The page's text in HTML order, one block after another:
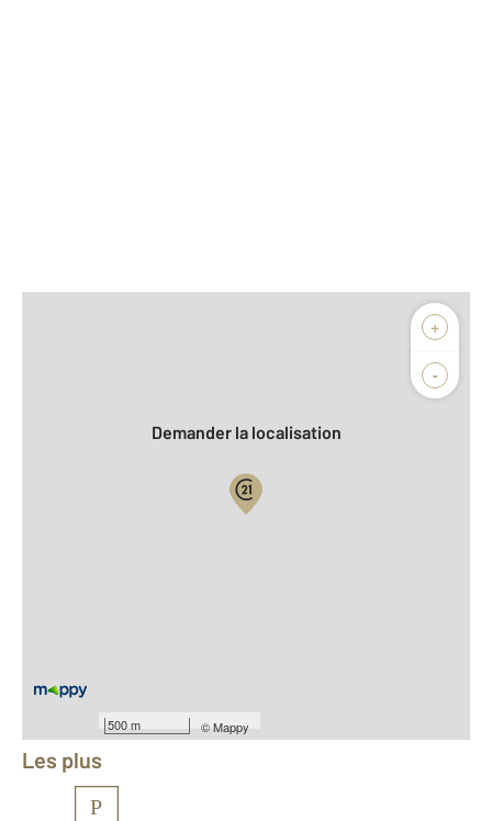
+
-
500 m ©Mappy
Biens vendus
Demander la localisation
Équipements
Les plus
P